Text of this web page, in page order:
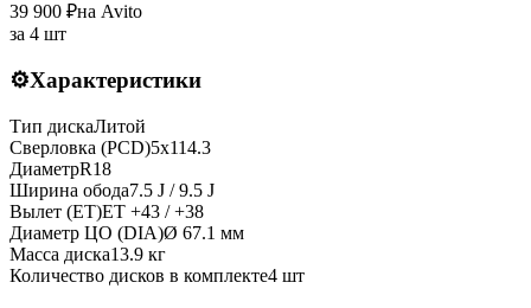
39 900 ₽на Avito
за 4 шт
⚙️Характеристики
Тип дискаЛитой
Сверловка (PCD)5x114.3
ДиаметрR18
Ширина обода7.5 J / 9.5 J
Вылет (ET)ET +43 / +38
Диаметр ЦО (DIA)Ø 67.1 мм
Масса диска13.9 кг
Количество дисков в комплекте4 шт